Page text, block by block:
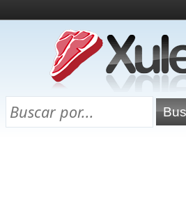
¿Qué es esto?
Directorio
Chuletas para exámenes